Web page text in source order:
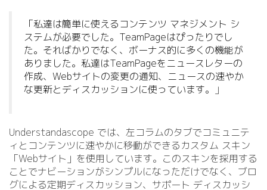
「私達は簡単に使えるコンテンツ マネジメント シ
ステムが必要でした。TeamPageはぴったりでし
た。そればかりでなく、ボーナス的に多くの機能が
ありました。私達はTeamPageをニュースレターの
作成、Webサイトの変更の通知、ニュースの速やか
な更新とディスカッションに使っています。
」
Understandascope では、左コラムのタブでコミュニテ
ィとコンテンツに速やかに移動ができるカスタム スキン
「Webサイト」を使用しています。このスキンを採用する
ことでナビーションがシンプルになっただけでなく、ブロ
グによる定期ディスカッション、サポート ディスカッシ